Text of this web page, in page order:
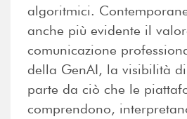
algoritmici.
anche più evidente il
comunicazione
della GenAI, la visibilità
parte da ciò che le
comprendono,